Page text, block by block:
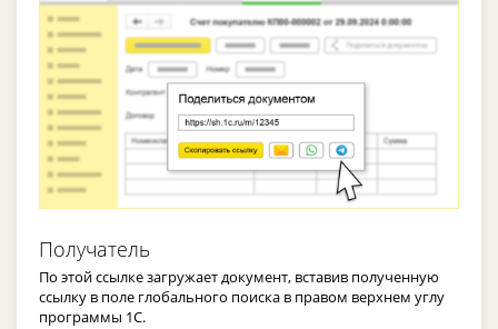
Получатель
По этой ссылке загружает документ, вставив полученную
ссылку в поле глобального поиска в правом верхнем углу
программы 1С.